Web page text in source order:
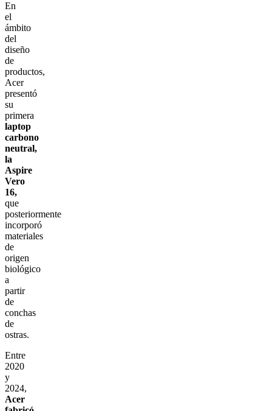
En
el
ámbito
del
diseño
de
productos,
Acer
presentó
su
primera
laptop
carbono
neutral,
la
Aspire
Vero
16,
que
posteriormente
incorporó
materiales
de
origen
biológico
a
partir
de
conchas
de
ostras.
Entre
2020
y
2024,
Acer